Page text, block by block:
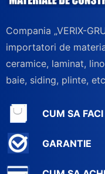
Compania „VERIX-
importatori de
ceramice, laminat,
baie, siding, plinte,
CUM SA
GARANTIE